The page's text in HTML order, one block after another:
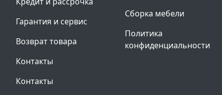
Гарантия и сервис
Возврат товара
Контакты
Контакты
Сборка мебели
Политика
конфиденциальности